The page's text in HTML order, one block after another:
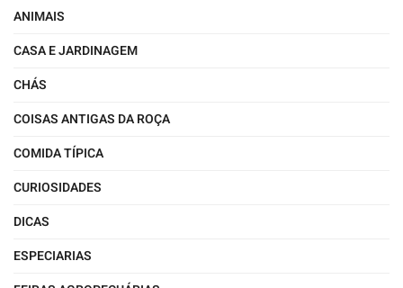
ANIMAIS
CASA E JARDINAGEM
CHÁS
COISAS ANTIGAS DA ROÇA
COMIDA TÍPICA
CURIOSIDADES
DICAS
ESPECIARIAS